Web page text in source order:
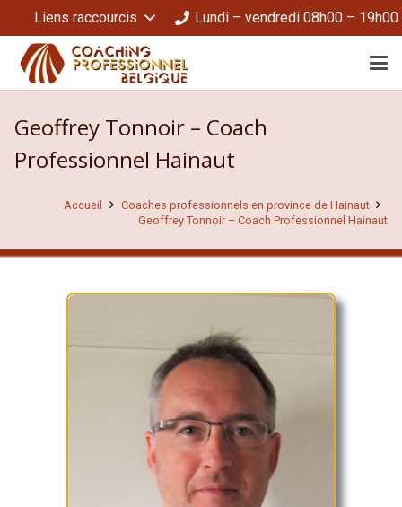
Liens raccourcis Lundi – vendredi 08h00 – 19h00
Geoffrey Tonnoir – Coach
Professionnel Hainaut
Accueil
Coaches professionnels en province de Hainaut
Geoffrey Tonnoir – Coach Professionnel Hainaut